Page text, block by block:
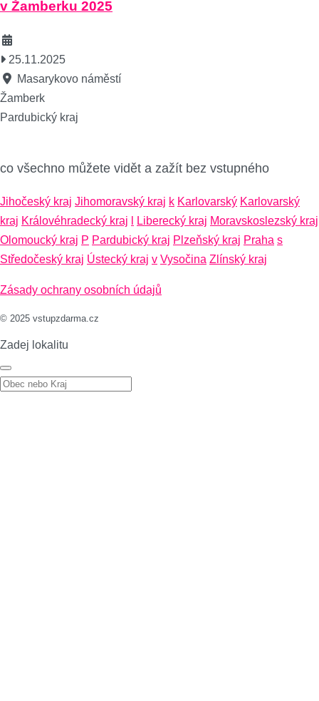
v Žamberku 2025
25.11.2025
Masarykovo náměstí
Žamberk
Pardubický kraj
co všechno můžete vidět a zažít bez vstupného
Jihočeský kraj Jihomoravský kraj k Karlovarský Karlovarský
kraj Královéhradecký kraj Liberecký kraj Moravskoslezský kraj
Olomoucký kraj P Pardubický kraj Plzeňský kraj Praha s
Středočeský kraj Ústecký kraj v Vysočina Zlínský kraj
Zásady ochrany osobních údajů
© 2025 vstupzdarma.cz
Zadej lokalitu
Zadej lokalitu